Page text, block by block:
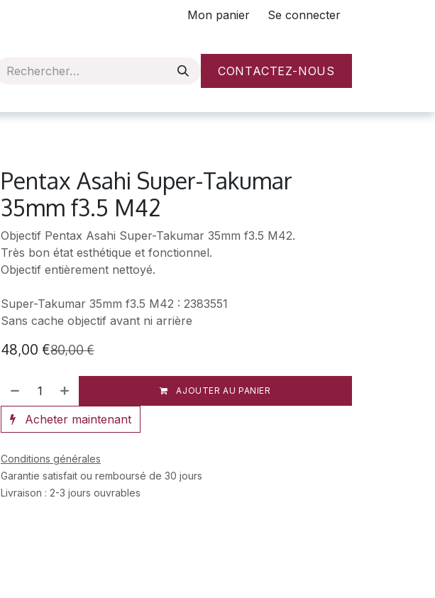
Mon panier Se connecter
CONTACTEZ-NOUS
Pentax Asahi Super-Takumar
35mm f3.5 M42
Objectif Pentax Asahi Super-Takumar 35mm f3.5 M42.
Très bon état esthétique et fonctionnel.
Objectif entièrement nettoyé.
Super-Takumar 35mm f3.5 M42 : 2383551
Sans cache objectif avant ni arrière
48,00 €80,00€
AJOUTER AU PANIER
Acheter maintenant
Conditions générales
Garantie satisfait ou remboursé de 30 jours
Livraison : 2-3 jours ouvrables